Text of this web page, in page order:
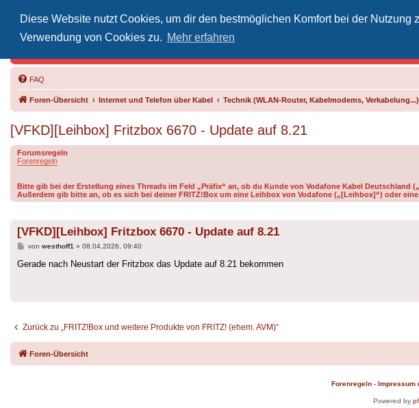
Diese Website nutzt Cookies, um dir den bestmöglichen Komfort bei der
Verwendung von Cookies zu. Mehr erfahren
FAQ
Foren-Übersicht Internet und Telefon über Kabel Technik (WLAN-Router, Kabelmodems, Verkabelung...)
[VFKD][Leihbox] Fritzbox 6670 - Update auf 8.21
Forumsregeln
Forenregeln
Bitte gib bei der Erstellung eines Threads im Feld „Präfix“ an, ob du Kunde von Vodafone Kabel Deutschland
Außerdem gib bitte an, ob es sich bei deiner FRITZ!Box um eine Leihbox von Vodafone („[Leihbox]“) oder
[VFKD][Leihbox] Fritzbox 6670 - Update auf 8.21
Beitrag
von westhoff1 » 08.04.2026, 09:40
Gerade nach Neustart der Fritzbox das Update auf 8.21 bekommen
Zurück zu „FRITZ!Box und weitere Produkte von FRITZ! (ehem. AVM)“
Foren-Übersicht
Forenregeln - Impressum
Powered by